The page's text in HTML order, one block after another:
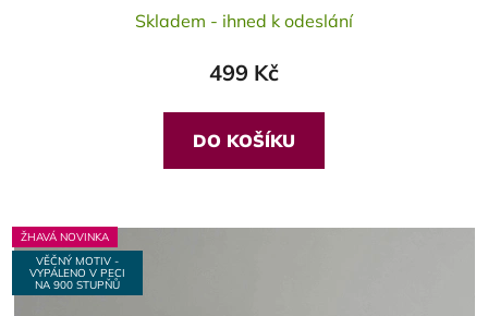
hodnocení
je
5,0
z
5
Skladem - ihned k odeslání
499 Kč
DO KOŠÍKU
ŽHAVÁ NOVINKA
VĚČNÝ MOTIV -
VYPÁLENO V PECI
NA 900 STUPŇŮ